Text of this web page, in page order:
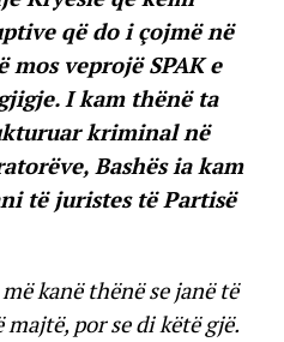
që do i çojmë në
mos veprojë SPAK e
I kam thënë ta
kriminal në
Bashës ia kam
të juristes të Partisë
kanë thënë se janë të
por se di këtë gjë.